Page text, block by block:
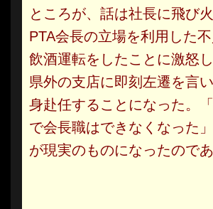
ところが、話は社長に飛び火
PTA会長の立場を利用した不
飲酒運転をしたことに激怒
県外の支店に即刻左遷を言
身赴任することになった。
で会長職はできなくなった
が現実のものになったのであ